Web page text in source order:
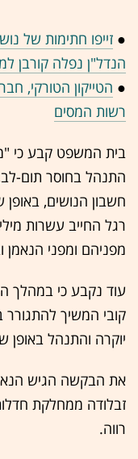
● זייפו חתימות של
הנדל"ן נפלה קורבן
● הטייקון הטורקי,
רשות המסים
בית המשפט קבע כי
התנהל בחוסר תום-לב,
חשבון הנושים,
רגל החייב עשרות
מפניהם ומפני
עוד נקבע כי במהלך
קובי המשיך להתגורר
יוקרה והתנהל באופן
את הבקשה הגיש
זבלודה ממחלקת
רווה.